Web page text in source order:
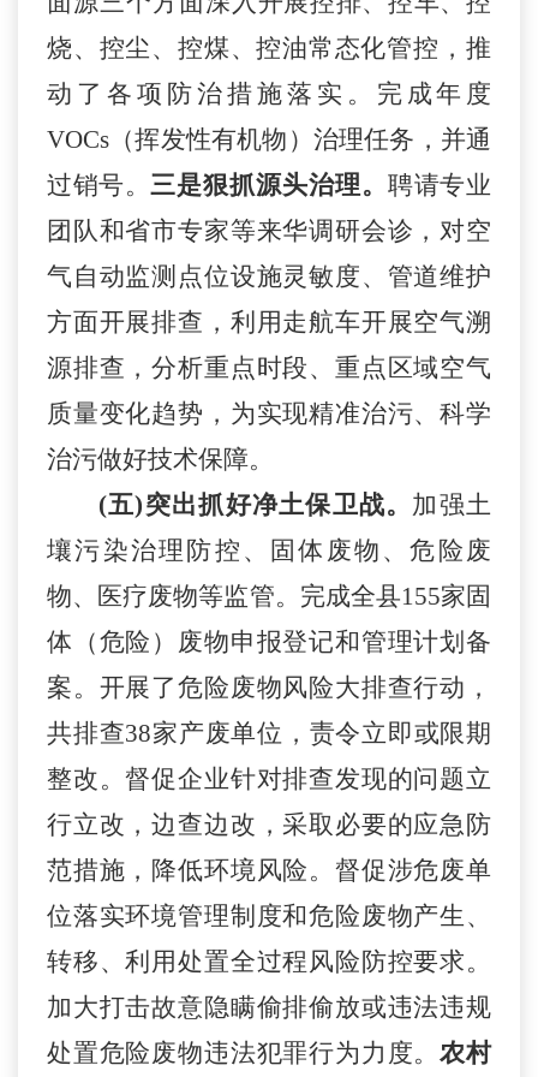
烧、控尘、控煤、控油常态化管控， 推
动了各项防治措施落实。 完成年度
VOCs （挥发性有机物） 治理任务，并通
过销号。三是狠抓源头治理。聘请专业
团队和省市专家等来华调研会诊，对空
气自动监测点位设施灵敏度、管道维护
方面开展排查，利用走航车开展空气溯
源排查，分析重点时段、重点区域空气
质量变化趋势，为实现精准治污、科学
治污做好技术保障。
(五)突出抓好净土保卫战。 加强土
壤污染治理防控、固体废物、危险废
物、医疗废物等监管。 完成全县155家固
体（危险）废物申报登记和管理计划备
案。 开展了危险废物风险大排查行动，
共排查38家产废单位，责令立即或限期
整改。督促企业针对排查发现的问题立
行立改，边查边改，采取必要的应急防
范措施，降低环境风险。督促涉危废单
位落实环境管理制度和危险废物产生、
转移、利用处置全过程风险防控要求。
加大打击故意隐瞒偷排偷放或违法违规
处置危险废物违法犯罪行为力度。农村